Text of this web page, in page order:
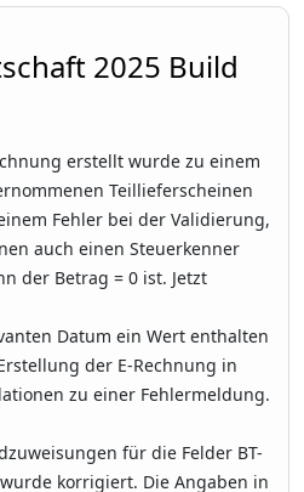
2025 Build
erstellt wurde zu einem
Teillieferscheinen
Fehler bei der Validierung,
auch einen Steuerkenner
der Betrag = 0 ist. Jetzt
Datum ein Wert enthalten
der E-Rechnung in
zu einer Fehlermeldung.
für die Felder BT-
wurde korrigiert. Die Angaben in